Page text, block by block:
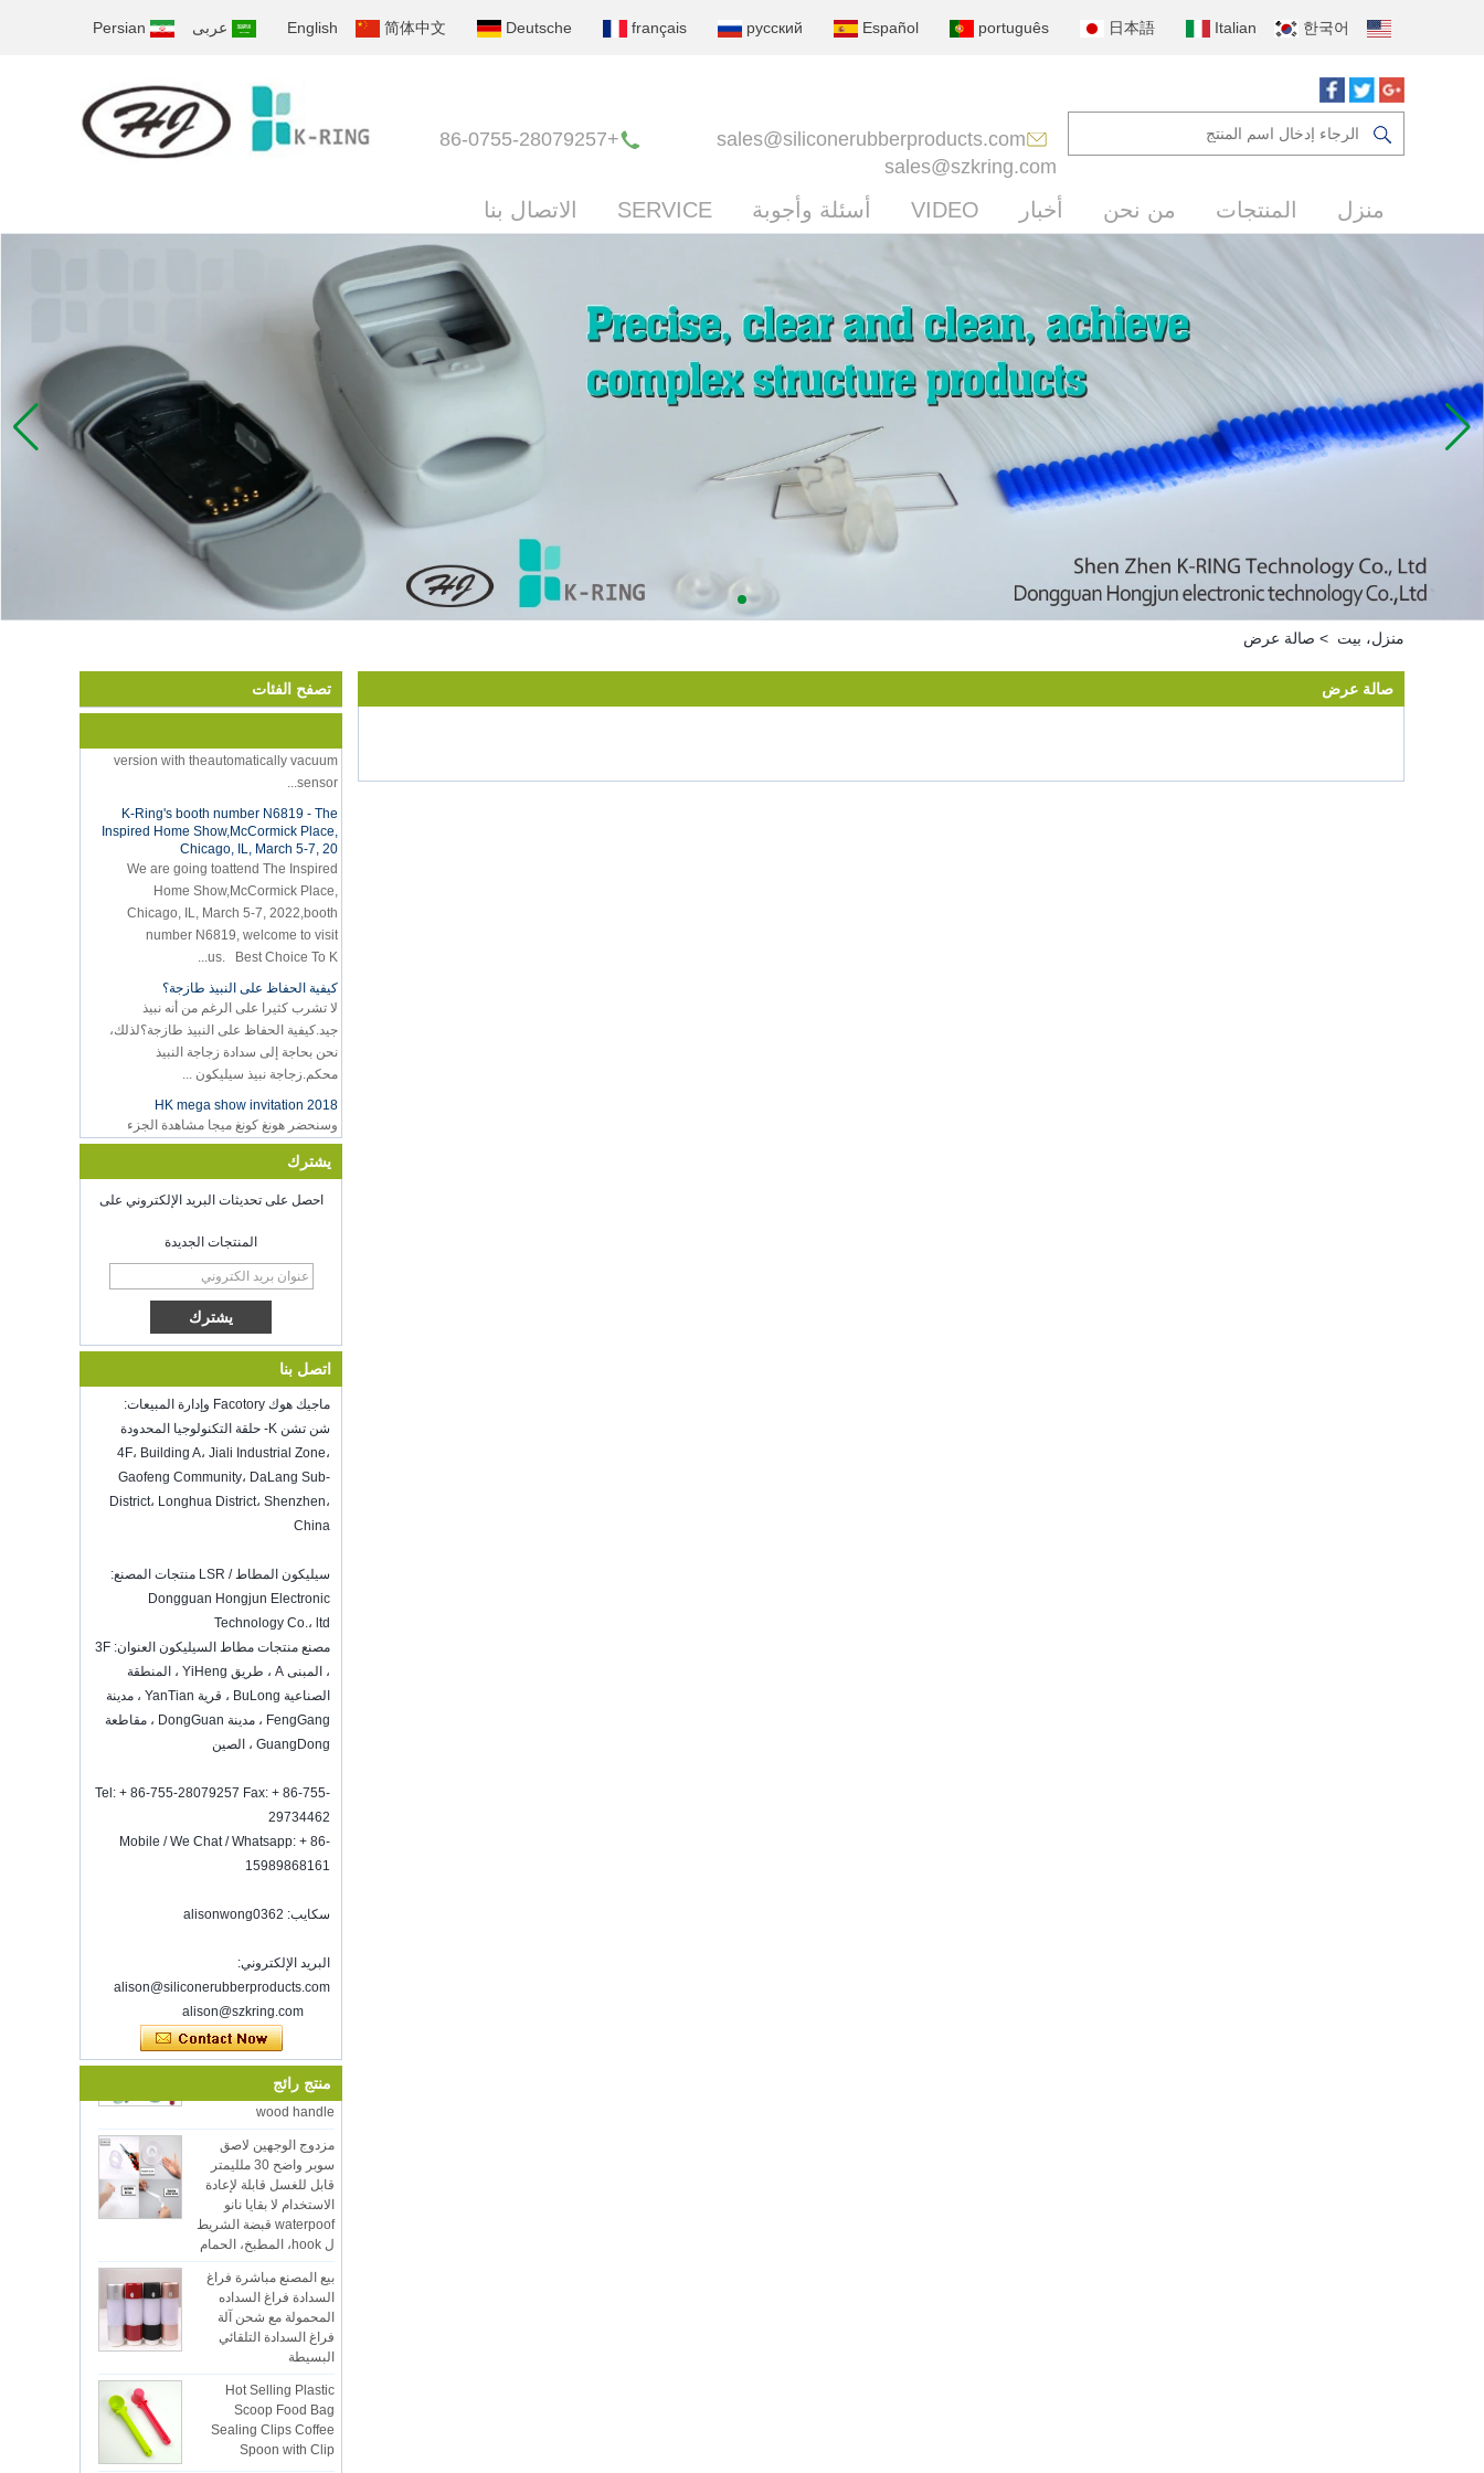
English 简体中文 Deutsche français русский Español português 日本語 Italian 한국어 عربى Persian
+86-0755-28079257
sales@siliconerubberproducts.com
sales@szkring.com
منزل المنتجات من نحن أخبار VIDEO أسئلة وأجوبة SERVICE الاتصال بنا
منزل، بيت > صالة عرض
تصفح الفئات
Hot selling products :portable mini
vacuum sealer 1) For the vacuum
sensor...
Inspired Home Show,McCormick Place,
Chicago, IL, March 5-7, 20
We are going toattend The Inspired
Home Show,McCormick Place,
Chicago, IL, March 5-7, 2022,booth
number N6819, welcome to visit
us. Best Choice To K...
لا تشرب كثيرا على الرغم من أنه نبيذ
جيد.كيفية الحفاظ على النبيذ طازجة؟لذلك،
نحن بحاجة إلى سدادة زجاجة النبيذ
محكم.زجاجة نبيذ سيليكون ...
وسنحضر هونغ كونغ ميجا مشاهدة الجزء
1 في 20-23 أكتوبر 2018، حيث العدد هو
مرحبا بكم في مقابلة معنا في معرض
الولايات المتحدة الأمريكية.
مخزن الغذاء فراغ السداد
حظا سعيدا مع عملك في جميع أنحاء العام
لمزيد من المعلومات Bussiness، يرجى
sales5@kring.com Tel / Whatsapp: +8
Hot selling products
Hot selling products :portable mini
sealer, we have two versions, updated
version with theautomatically vacuum
Inspired Home Show,McCormick Place,
Chicago, IL, March 5-7, 20
We are going toattend The Inspired
Home Show,McCormick Place,
Chicago, IL, March 5-7, 2022,booth
us. Best Choice To K...
نحن بحاجة إلى سدادة زجاجة النبيذ
محكم.زجاجة نبيذ سيليكون ...
1 في 20-23 أكتوبر 2018، حيث العدد هو
بك!
مرحبا بكم في مقابلة معنا في معرض
المنزلي الملهم، مكورميك مكان شيكاغو إيل
الولايات المتحدة الأمريكية.
مخزن الغذاء فراغ السداد
حظا سعيدا مع عملك في جميع أنحاء العام
الجديد
لمزيد من المعلومات Bussiness، يرجى
الاتصال ب Wendy.البريد الإلكتروني:
sales5@kring.com Tel / Whatsapp: +8
...
يشترك
احصل على تحديثات البريد الإلكتروني على
المنتجات الجديدة
اتصل بنا
ماجيك هوك Facotory وإدارة المبيعات:
شن تشن K- حلقة التكنولوجيا المحدودة
4F، Building A، Jiali Industrial Zone،
Gaofeng Community، DaLang Sub-
District، Longhua District، Shenzhen،
China
سيليكون المطاط / LSR منتجات المصنع:
Dongguan Hongjun Electronic
Technology Co.، ltd
مصنع منتجات مطاط السيليكون العنوان: 3F
، المبنى A ، طريق YiHeng ، المنطقة
الصناعية BuLong ، قرية YanTian ، مدينة
FengGang ، مدينة DongGuan ، مقاطعة
GuangDong ، الصين
Tel: + 86-755-28079257 Fax: + 86-755-
29734462
Mobile / We Chat / Whatsapp: + 86-
15989868161
سكايب: alisonwong0362
البريد الإلكتروني:
alison@siliconerubberproducts.com
منتج رائج
Eco-friendly hot selling
12pcs silicon kitchen
utensil set with bucket
cooking utensil with
wood handle
مزدوج الوجهين لاصق
سوبر واضح 30 ملليمتر
قابل للغسل قابلة لإعادة
الاستخدام لا بقايا نانو
waterpoof قبضة الشريط
ل hook، المطبخ، الحمام
بيع المصنع مباشرة فراغ
السدادة فراغ السداده
المحمولة مع شحن آلة
فراغ السدادة التلقائي
البسيطة
Hot Selling Plastic
Scoop Food Bag
Sealing Clips Coffee
Spoon with Clip
صالة عرض